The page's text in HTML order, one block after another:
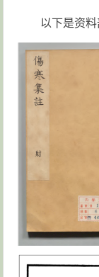
以下是资料